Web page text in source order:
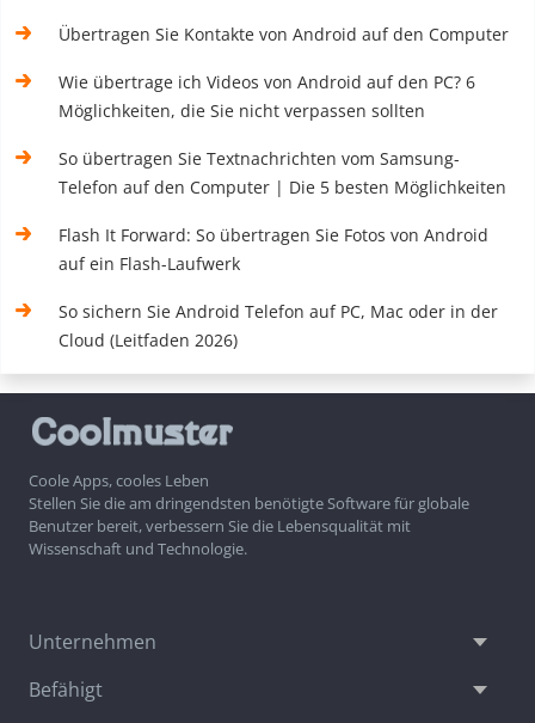
Übertragen Sie Kontakte von Android auf den Computer
Wie übertrage ich Videos von Android auf den PC? 6
Möglichkeiten, die Sie nicht verpassen sollten
So übertragen Sie Textnachrichten vom Samsung-
Telefon auf den Computer | Die 5 besten Möglichkeiten
Flash It Forward: So übertragen Sie Fotos von Android
auf ein Flash-Laufwerk
So sichern Sie Android Telefon auf PC, Mac oder in der
Cloud (Leitfaden 2026)
Coole Apps, cooles Leben
Stellen Sie die am dringendsten benötigte Software für globale
Benutzer bereit, verbessern Sie die Lebensqualität mit
Wissenschaft und Technologie.
Unternehmen
Befähigt